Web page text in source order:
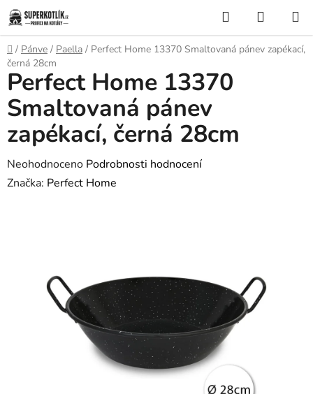
Přejít
na
obsah
Hledat
KOŠÍK
Domů
/ Pánve / Paella / Perfect Home 13370 Smaltovaná pánev zapékací,
černá 28cm
Perfect Home 13370
Smaltovaná pánev
zapékací, černá 28cm
Průměrné
hodnocení
hvězdiček.
Neohodnoceno Podrobnosti hodnocení
Značka: Perfect Home